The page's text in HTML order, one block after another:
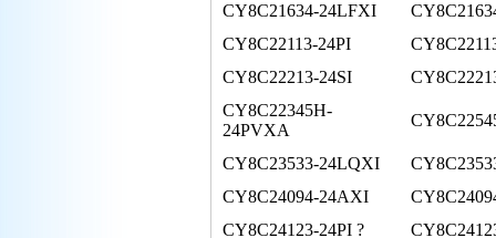
CY8C21634-24LFXI
CY8C22113-24PI
CY8C22213-24SI
CY8C22345H-
24PVXA
CY8C23533-24LQXI
CY8C24094-24AXI
CY8C24123-24PI ?